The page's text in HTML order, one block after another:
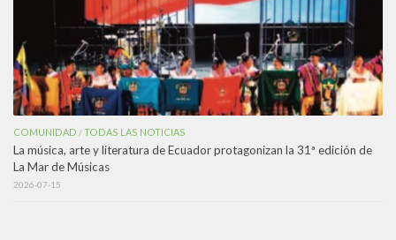
COMUNIDAD /TODAS LAS NOTICIAS
La música, arte y literatura de Ecuador protagonizan la 31ª edición de
La Mar de Músicas
2026-07-15